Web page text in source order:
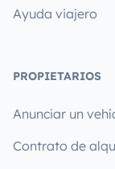
Ayuda viajero
PROPIETARIOS
Anunciar un
Contrato de